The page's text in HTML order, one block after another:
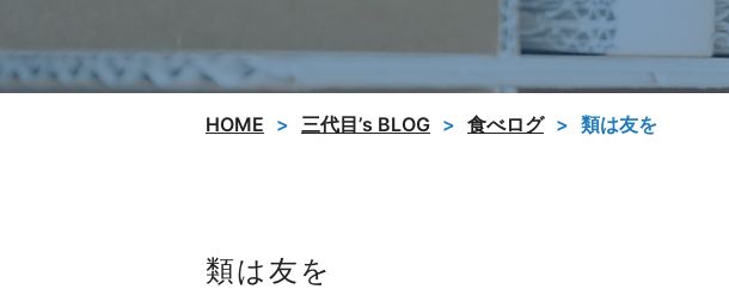
HOME 三代目’s BLOG 食べログ 類は友を
類は友を